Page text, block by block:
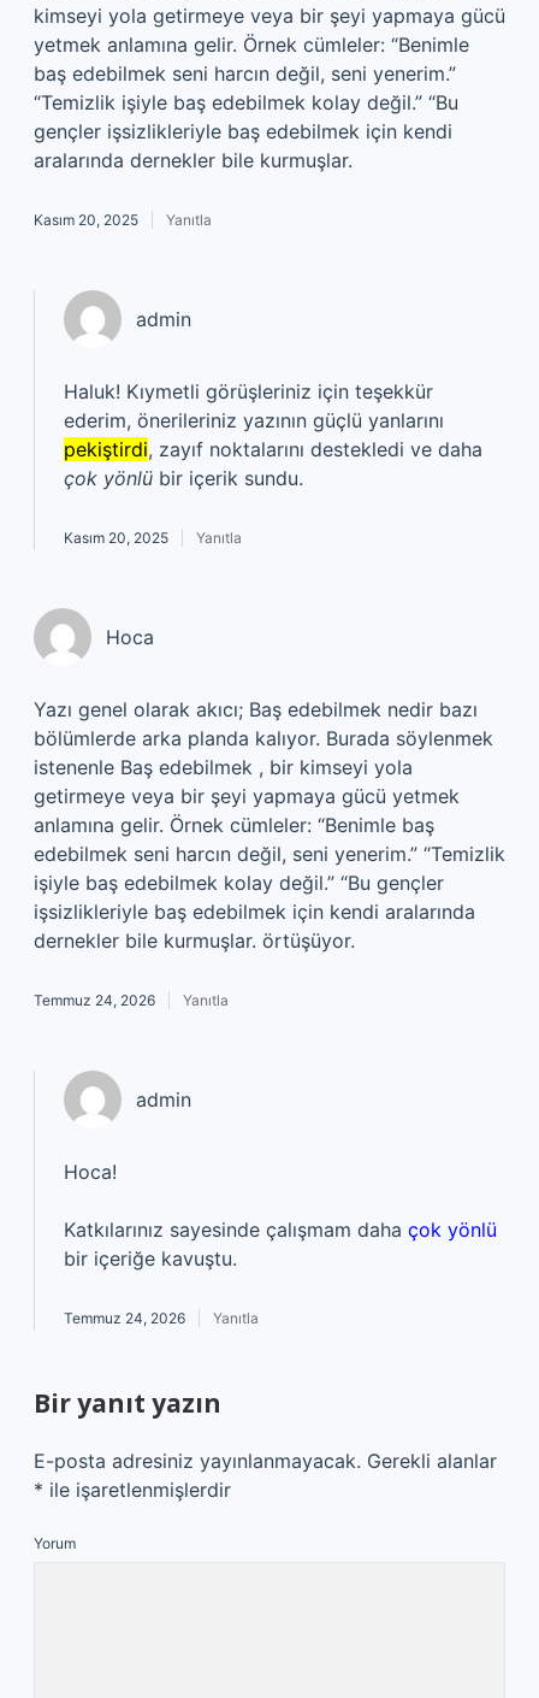
kimseyi yola getirmeye veya bir şeyi yapmaya gücü
yetmek anlamına gelir. Örnek cümleler: “Benimle
baş edebilmek seni harcın değil, seni yenerim.”
“Temizlik işiyle baş edebilmek kolay değil.” “Bu
gençler işsizlikleriyle baş edebilmek için kendi
aralarında dernekler bile kurmuşlar.
Kasım 20, 2025 Yanıtla
admin
Haluk! Kıymetli görüşleriniz için teşekkür
ederim, önerileriniz yazının güçlü yanlarını
pekiştirdi, zayıf noktalarını destekledi ve daha
çok yönlü bir içerik sundu.
Kasım 20, 2025 Yanıtla
Hoca
Yazı genel olarak akıcı; Baş edebilmek nedir bazı
bölümlerde arka planda kalıyor. Burada söylenmek
istenenle Baş edebilmek , bir kimseyi yola
getirmeye veya bir şeyi yapmaya gücü yetmek
anlamına gelir. Örnek cümleler: “Benimle baş
edebilmek seni harcın değil, seni yenerim.” “Temizlik
işiyle baş edebilmek kolay değil.” “Bu gençler
işsizlikleriyle baş edebilmek için kendi aralarında
dernekler bile kurmuşlar. örtüşüyor.
Temmuz 24, 2026 Yanıtla
admin
Hoca!
Katkılarınız sayesinde çalışmam daha çok yönlü
bir içeriğe kavuştu.
Temmuz 24, 2026 Yanıtla
Bir yanıt yazın
E-posta adresiniz yayınlanmayacak. Gerekli alanlar
* ile işaretlenmişlerdir
Yorum